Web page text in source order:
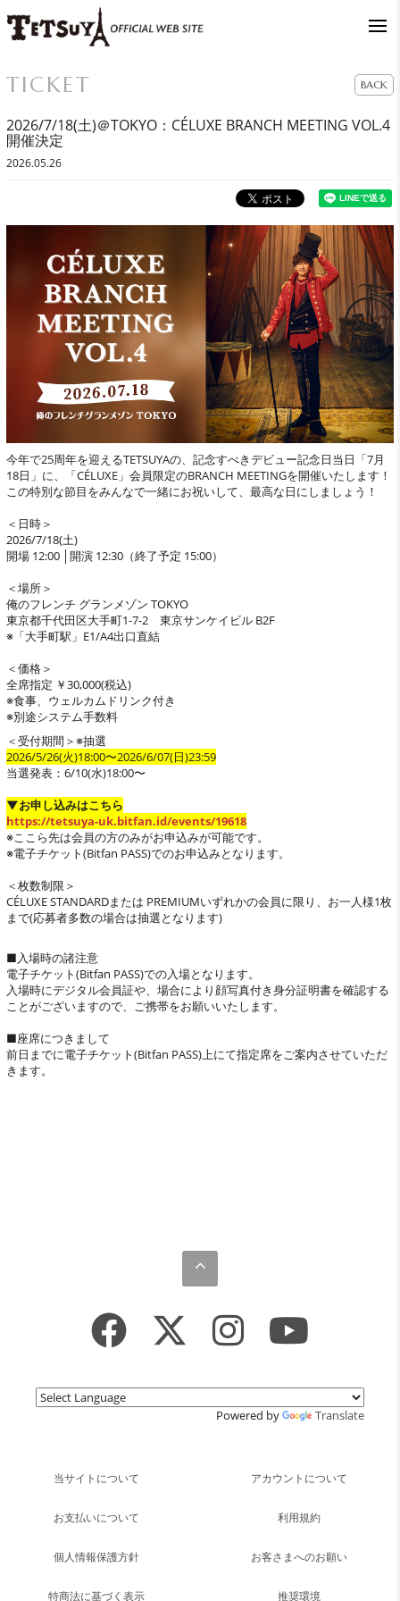
TICKET BACK
2026/7/18(土)＠TOKYO：CÉLUXE BRANCH MEETING VOL.4
開催決定
2026.05.26
今年で25周年を迎えるTETSUYAの、記念すべきデビュー記念日当日「7月
18日」に、「CÉLUXE」会員限定のBRANCH MEETINGを開催いたします！
この特別な節目をみんなで一緒にお祝いして、最高な日にしましょう！
＜日時＞
2026/7/18(土)
開場 12:00 │開演 12:30（終了予定 15:00）
＜場所＞
俺のフレンチ グランメゾン TOKYO
東京都千代田区大手町1-7-2 東京サンケイビル B2F
※「大手町駅」E1/A4出口直結
＜価格＞
全席指定 ￥30,000(税込)
※食事、ウェルカムドリンク付き
※別途システム手数料
＜受付期間＞※抽選
2026/5/26(火)18:00〜2026/6/07(日)23:59
当選発表：6/10(水)18:00〜
▼お申し込みはこちら
https://tetsuya-uk.bitfan.id/events/19618
※ここら先は会員の方のみがお申込みが可能です。
※電子チケット(Bitfan PASS)でのお申込みとなります。
＜枚数制限＞
CÉLUXE STANDARDまたは PREMIUMいずれかの会員に限り、お一人様1枚
まで(応募者多数の場合は抽選となります)
■入場時の諸注意
電子チケット(Bitfan PASS)での入場となります。
入場時にデジタル会員証や、場合により顔写真付き身分証明書を確認する
ことがございますので、ご携帯をお願いいたします。
■座席につきまして
前日までに電子チケット(Bitfan PASS)上にて指定席をご案内させていただ
きます。
Powered by Translate
当サイトについて アカウントについて
お支払いについて 利用規約
個人情報保護方針 お客さまへのお願い
特商法に基づく表示 推奨環境